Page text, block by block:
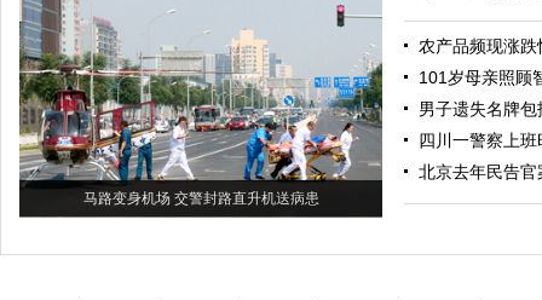
马路变身机场 交警封路直升机送病患
农产品频现涨
101岁母亲照顾
男子遗失名牌
四川一警察上
北京去年民告